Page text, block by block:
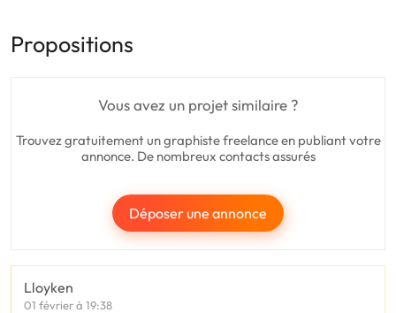
Propositions
Vous avez un projet similaire ?
Trouvez gratuitement un graphiste freelance en publiant votre
annonce. De nombreux contacts assurés
Déposer une annonce
Lloyken
01 février à 19:38